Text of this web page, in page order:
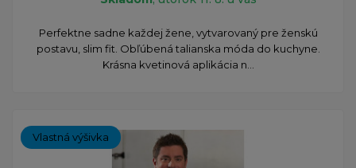
Perfektne sadne každej žene, vytvarovaný pre ženskú
postavu, slim fit. Obľúbená talianska móda do kuchyne.
Krásna kvetinová aplikácia n...
Vlastná výšivka